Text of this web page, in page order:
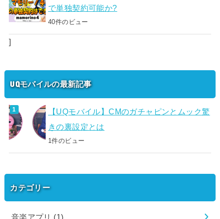
で単独契約可能か?
40件のビュー
]
UQモバイルの最新記事
【UQモバイル】CMのガチャピンとムック驚
きの裏設定とは
1件のビュー
カテゴリー
音楽アプリ (1)